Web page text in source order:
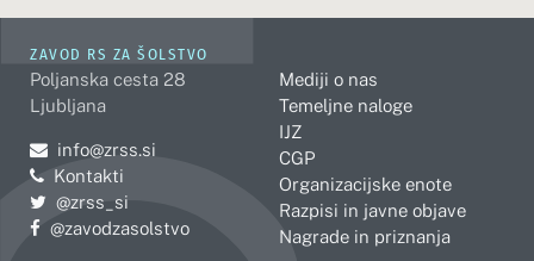
ZAVOD RS ZA ŠOLSTVO
Poljanska cesta 28
Ljubljana
Pošljite e-mail na
info@zrss.si
Kontakti
Pojdite na Twitter:
@zrss_si
Pojdite na Facebook:
@zavodzasolstvo
Mediji o nas
Temeljne naloge
IJZ
CGP
Organizacijske enote
Razpisi in javne objave
Nagrade in priznanja